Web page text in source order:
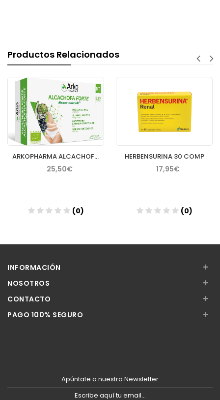
Productos Relacionados
ARKOPHARMA ALCACHOFA FORTE HINOJO MATE Y UVA 20 AMP
25,50€
(0)
HERBENSURINA 30 COMP
17,95€
(0)
INFORMACIÓN +
NOSOTROS +
CONTACTO +
PAGO 100% SEGURO +
Apúntate a nuestra Newsletter
Escribe aquí tu email...